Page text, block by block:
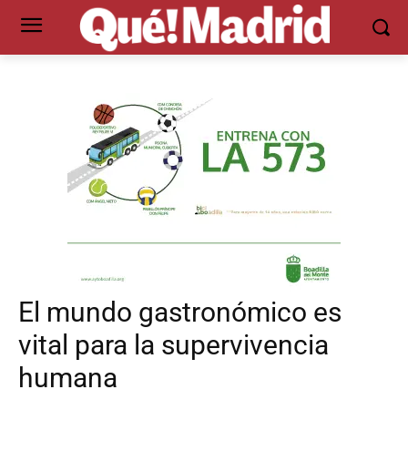
El mundo gastronómico es
vital para la supervivencia
humana